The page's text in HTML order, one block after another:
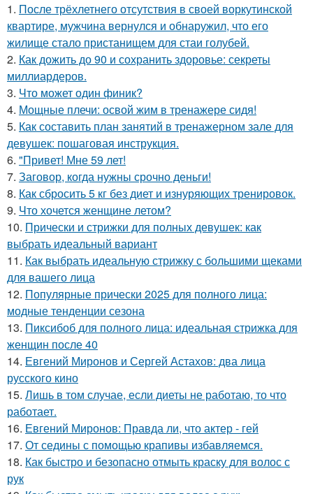
1. После трёхлетнего отсутствия в своей воркутинской
квартире, мужчина вернулся и обнаружил, что его
жилище стало пристанищем для стаи голубей.
2. Как дожить до 90 и сохранить здоровье: секреты
миллиардеров.
3. Что может один финик?
4. Мощные плечи: освой жим в тренажере сидя!
5. Как составить план занятий в тренажерном зале для
девушек: пошаговая инструкция.
6. "Привет! Мне 59 лет!
7. Заговор, когда нужны срочно деньги!
8. Как сбросить 5 кг без диет и изнуряющих тренировок.
9. Что хочется женщине летом?
10. Прически и стрижки для полных девушек: как
выбрать идеальный вариант
11. Как выбрать идеальную стрижку с большими щеками
для вашего лица
12. Популярные прически 2025 для полного лица:
модные тенденции сезона
13. Пиксибоб для полного лица: идеальная стрижка для
женщин после 40
14. Евгений Миронов и Сергей Астахов: два лица
русского кино
15. Лишь в том случае, если диеты не работаю, то что
работает.
16. Евгений Миронов: Правда ли, что актер - гей
17. От седины с помощью крапивы избавляемся.
18. Как быстро и безопасно отмыть краску для волос с
рук